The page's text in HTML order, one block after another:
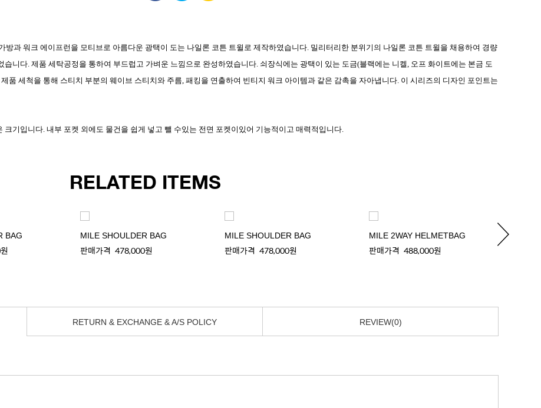
방과 워크 에이프런을 모티브로 아름다운 광택이 도는 나일론 코튼 트윌로 제작하였습니다. 밀리터리한 분위기의 나일론 코튼 트윌을 채용하여 경량
니다. 제품 세탁공정을 통하여 부드럽고 가벼운 느낌으로 완성하였습니다. 쇠장식에는 광택이 있는 도금(블랙에는 니켈, 오프 화이트에는 본금 도
품 세척을 통해 스티치 부분의 웨이브 스티치와 주름, 패킹을 연출하여 빈티지 워크 아이템과 같은 감촉을 자아냅니다. 이 시리즈의 디자인 포인트는
기입니다. 내부 포켓 외에도 물건을 쉽게 넣고 뺄 수있는 전면 포켓이있어 기능적이고 매력적입니다.
RELATED ITEMS
BAG MILE SHOULDER BAG
판매가격 478,000원
MILE SHOULDER BAG
판매가격 478,000원
MILE 2WAY HELMETBAG
판매가격 488,000원
RETURN & EXCHANGE & A/S POLICY REVIEW(0)